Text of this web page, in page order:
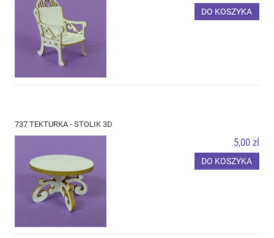
DO KOSZYKA
737 TEKTURKA - STOLIK 3D
5,00 zł
DO KOSZYKA